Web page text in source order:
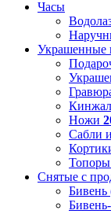
Часы
Украшенные
Ножи
Сабли
Снятые с
Бивень